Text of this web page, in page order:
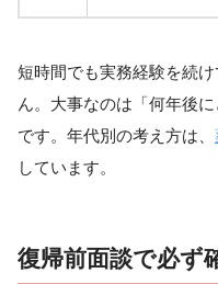
短時間でも実務経験を続
ん。大事なのは「何年後
です。年代別の考え方は、
しています。
復帰前面談で必ず